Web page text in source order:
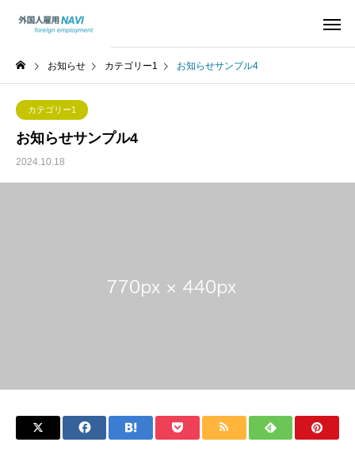
お知らせ カテゴリー1 お知らせサンプル4
カテゴリー1
お知らせサンプル4
2024.10.18